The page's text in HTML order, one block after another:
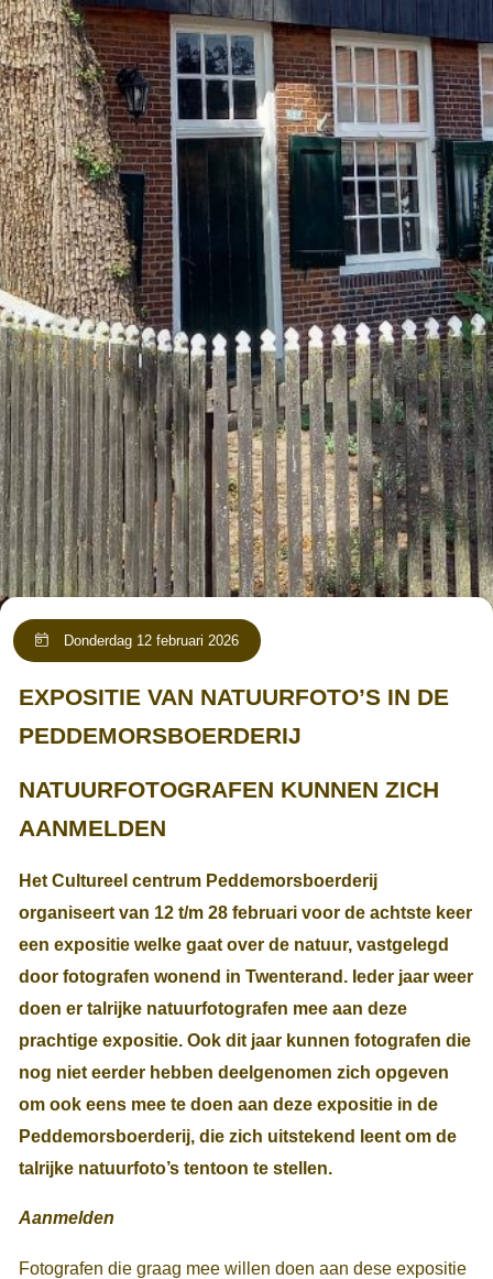
Donderdag 12 februari 2026
EXPOSITIE VAN NATUURFOTO’S IN DE
PEDDEMORSBOERDERIJ
NATUURFOTOGRAFEN KUNNEN ZICH
AANMELDEN
Het Cultureel centrum Peddemorsboerderij
organiseert van 12 t/m 28 februari voor de achtste keer
een expositie welke gaat over de natuur, vastgelegd
door fotografen wonend in Twenterand. Ieder jaar weer
doen er talrijke natuurfotografen mee aan deze
prachtige expositie. Ook dit jaar kunnen fotografen die
nog niet eerder hebben deelgenomen zich opgeven
om ook eens mee te doen aan deze expositie in de
Peddemorsboerderij, die zich uitstekend leent om de
talrijke natuurfoto’s tentoon te stellen.
Aanmelden
Fotografen die graag mee willen doen aan dese expositie